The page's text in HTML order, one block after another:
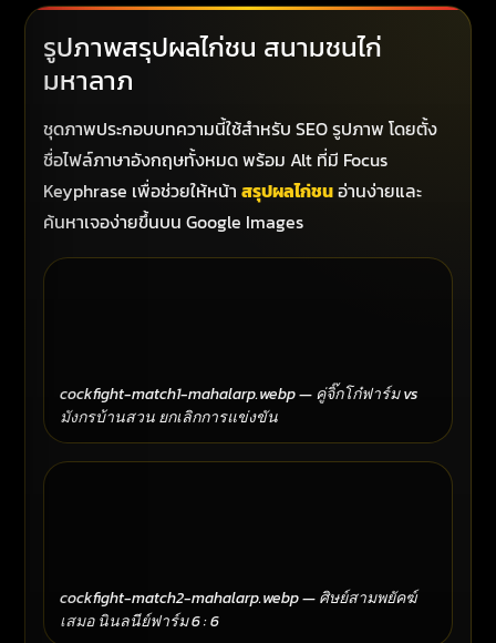
รูปภาพสรุปผลไก่ชน สนามชนไก่
มหาลาภ
ชุดภาพประกอบบทความนี้ใช้สำหรับ SEO รูปภาพ โดยตั้ง
ชื่อไฟล์ภาษาอังกฤษทั้งหมด พร้อม Alt ที่มี Focus
Keyphrase เพื่อช่วยให้หน้า สรุปผลไก่ชนอ่านง่ายและ
ค้นหาเจอง่ายขึ้นบน Google Images
cockfight-match1-mahalarp.webp — คู่จิ๊กโก๋ฟาร์ม vs
มังกรบ้านสวน ยกเลิกการแข่งขัน
cockfight-match2-mahalarp.webp — ศิษย์สามพยัคฆ์
เสมอ นินลนีย์ฟาร์ม 6 : 6